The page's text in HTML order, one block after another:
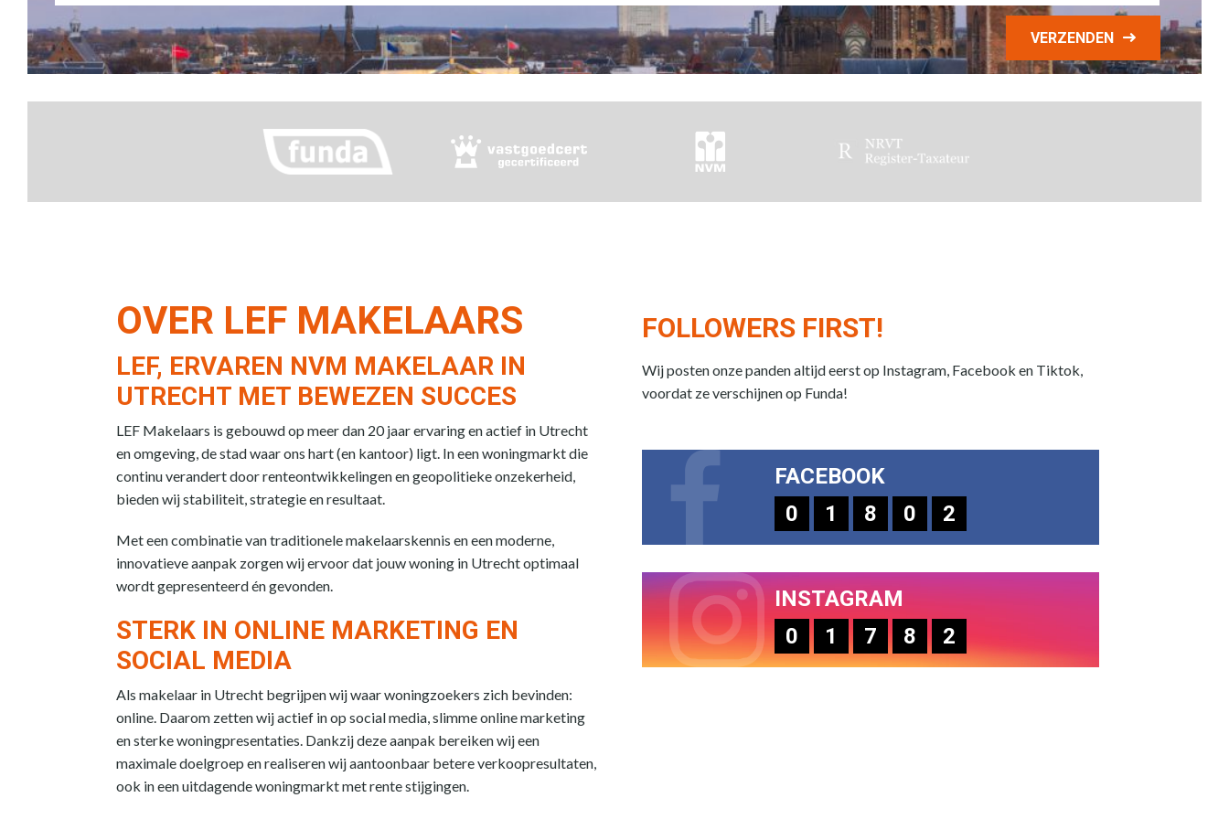
VERZENDEN
OVER LEF MAKELAARS
LEF, ERVAREN NVM MAKELAAR IN
UTRECHT MET BEWEZEN SUCCES
LEF Makelaars is gebouwd op meer dan 20 jaar ervaring en actief in Utrecht
en omgeving, de stad waar ons hart (en kantoor) ligt. In een woningmarkt die
continu verandert door renteontwikkelingen en geopolitieke onzekerheid,
bieden wij stabiliteit, strategie en resultaat.
Met een combinatie van traditionele makelaarskennis en een moderne,
innovatieve aanpak zorgen wij ervoor dat jouw woning in Utrecht optimaal
wordt gepresenteerd én gevonden.
STERK IN ONLINE MARKETING EN
SOCIAL MEDIA
Als makelaar in Utrecht begrijpen wij waar woningzoekers zich bevinden:
online. Daarom zetten wij actief in op social media, slimme online marketing
en sterke woningpresentaties. Dankzij deze aanpak bereiken wij een
maximale doelgroep en realiseren wij aantoonbaar betere verkoopresultaten,
ook in een uitdagende woningmarkt met rente stijgingen.
FOLLOWERS FIRST!
Wij posten onze panden altijd eerst op Instagram, Facebook en Tiktok,
voordat ze verschijnen op Funda!
FACEBOOK
0
1 8 0 2
INSTAGRAM
0
1 7 8 2